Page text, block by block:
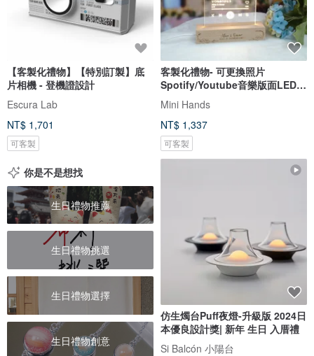
【客製化禮物】【特別訂製】底
片相機 - 登機證設計
Escura Lab
NT$ 1,701
可客製
客製化禮物- 可更換照片
Spotify/Youtube音樂版面LED
發光相架
Mini Hands
NT$ 1,337
可客製
你是不是想找
生日禮物推薦
生日禮物挑選
生日禮物選擇
生日禮物創意
仿生燭台Puff夜燈-升級版 2024日
本優良設計獎| 新年 生日 入厝禮
Si Balcón 小陽台